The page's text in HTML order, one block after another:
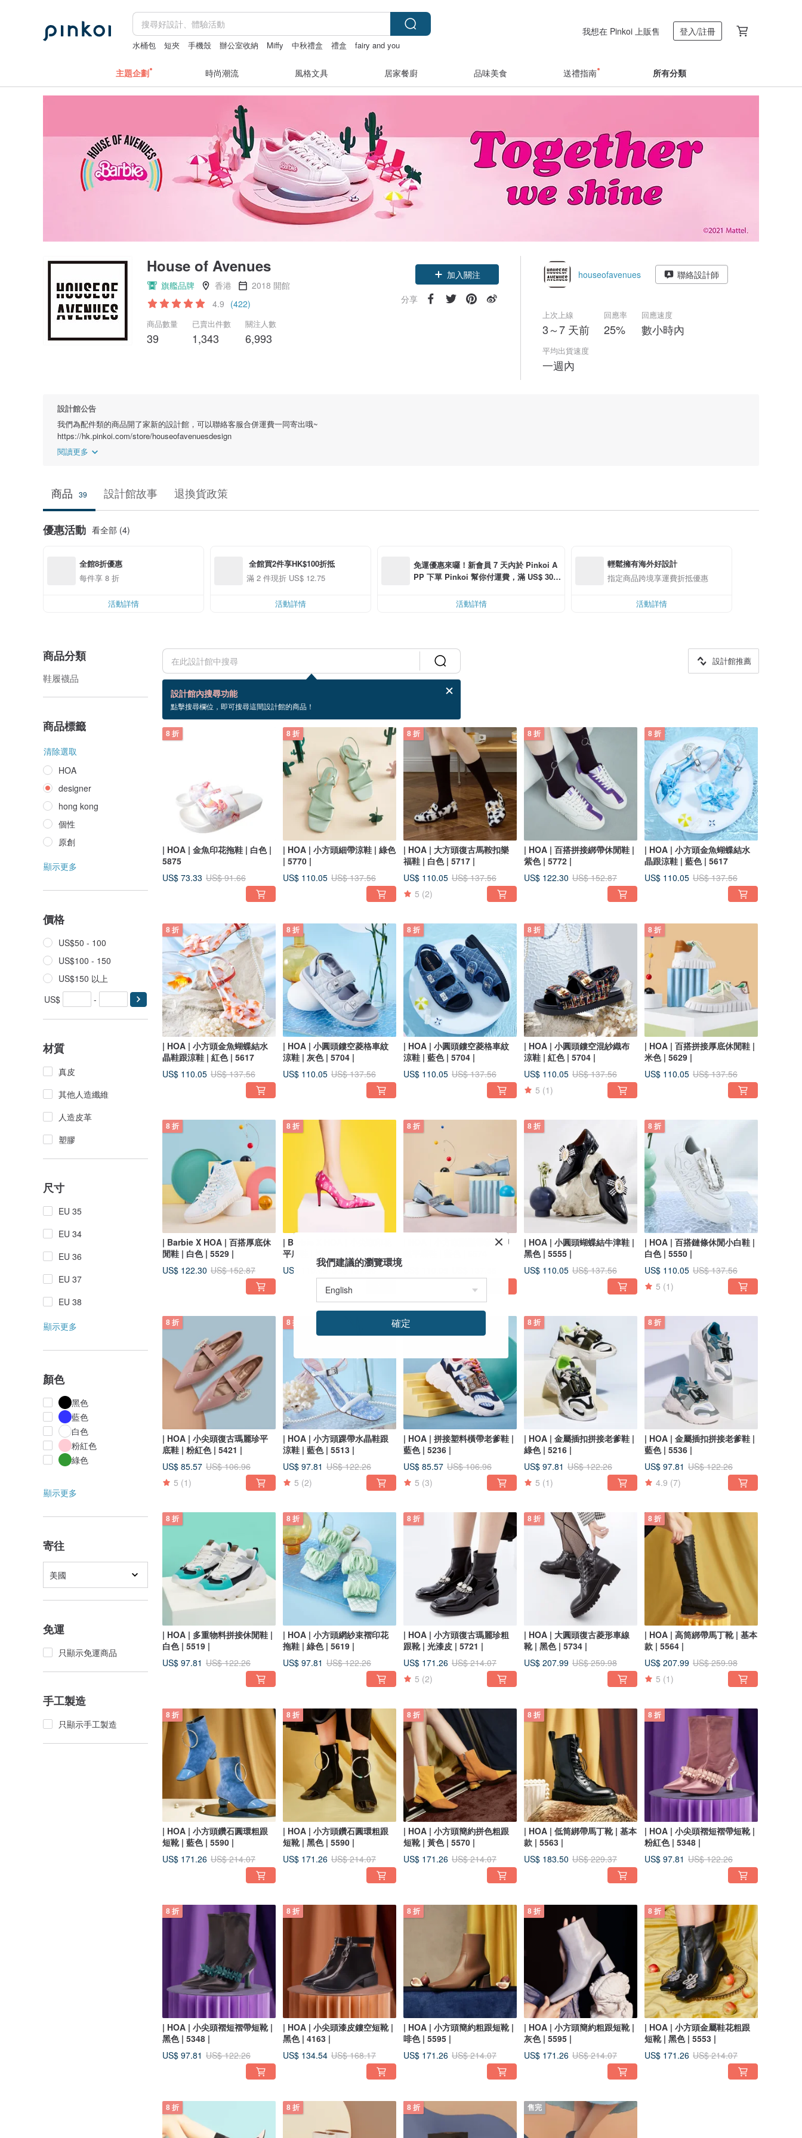
水桶包 短夾 手機殼 辦公室收納 Miffy 中秋禮盒 禮盒 fairy and you
我想在 Pinkoi 上販售 登入/註冊
主題企劃 時尚潮流 風格文具 居家餐廚 品味美食 送禮指南 所有分類
House of Avenues
旗艦品牌 香港
2018 開館
4.9 (422)
商品數量
39
已賣出件數
1,343
關注人數
6,993
加入關注
分享
houseofavenues 聯絡設計師
上次上線
3～7 天前
回應率
25%
回應速度
數小時內
平均出貨速度
一週內
設計館公告
我們為配件類的商品開了家新的設計館，可以聯絡客服合併運費一同寄出哦~
https://hk.pinkoi.com/store/houseofavenuesdesign
閱讀更多
商品 39 設計館故事 退換貨政策
優惠活動 看全部 (4)
全館8折優惠
每件享 8 折
活動詳情
全館買2件享HK$100折抵
滿 2 件現折 US$ 12.75
活動詳情
免運優惠來囉！新會員 7 天內於 Pinkoi A
PP 下單 Pinkoi 幫你付運費，滿 US$ 30.0
活動詳情
輕鬆擁有海外好設計
指定商品跨境享運費折抵優惠
活動詳情
商品分類
鞋履襪品
商品標籤
清除選取
HOA
designer
hong kong
個性
原創
顯示更多
價格
US$50 - 100
US$100 - 150
US$150 以上
US$
-
材質
真皮
其他人造纖維
人造皮革
塑膠
尺寸
EU 35
EU 34
EU 36
EU 37
EU 38
顯示更多
顏色
黑色
藍色
白色
粉紅色
綠色
顯示更多
寄往
美國
免運
只顯示免運商品
手工製造
只顯示手工製造
設計館內搜尋功能
點擊搜尋欄位，即可搜尋這間設計館的商品！
設計館推薦
39 個商品
designer
8 折
| HOA | 金魚印花拖鞋 | 白色 |
5875
US$ 73.33 US$ 91.66
8 折
| HOA | 小方頭細帶涼鞋 | 綠色
| 5770 |
US$ 110.05 US$ 137.56
8 折
| HOA | 大方頭復古馬鞍扣樂
福鞋 | 白色 | 5717 |
US$ 110.05 US$ 137.56
5 (2)
8 折
| HOA | 百搭拼接綁帶休閒鞋 |
紫色 | 5772 |
US$ 122.30 US$ 152.87
8 折
| HOA | 小方頭金魚蝴蝶結水
晶跟涼鞋 | 藍色 | 5617
US$ 110.05 US$ 137.56
8 折
| HOA | 小方頭金魚蝴蝶結水
晶鞋跟涼鞋 | 紅色 | 5617
US$ 110.05 US$ 137.56
8 折
| HOA | 小圓頭鏤空菱格車紋
涼鞋 | 灰色 | 5704 |
US$ 110.05 US$ 137.56
8 折
| HOA | 小圓頭鏤空菱格車紋
涼鞋 | 藍色 | 5704 |
US$ 110.05 US$ 137.56
8 折
| HOA | 小圓頭鏤空混紗織布
涼鞋 | 紅色 | 5704 |
US$ 110.05 US$ 137.56
5 (1)
8 折
| HOA | 百搭拼接厚底休閒鞋 |
米色 | 5629 |
US$ 110.05 US$ 137.56
8 折
| Barbie X HOA | 百搭厚底休
閒鞋 | 白色 | 5529 |
US$ 122.30 US$ 152.87
8 折
| Barbie X HOA | 小尖頭印花
平底鞋 | 桃紅 | 5333
US$ 110.05 US$ 137.56
8 折
| HOA | 小方頭鬚鬚帶珍珠腳
8 折
| HOA | 小圓頭蝴蝶結牛津鞋 |
黑色 | 5555 |
US$ 110.05 US$ 137.56
8 折
| HOA | 百搭鏈條休閒小白鞋 |
白色 | 5550 |
US$ 110.05 US$ 137.56
5 (1)
8 折
| HOA | 小尖頭復古瑪麗珍平
底鞋 | 粉紅色 | 5421 |
US$ 85.57 US$ 106.96
5 (1)
8 折
| HOA | 小方頭踝帶水晶鞋跟
涼鞋 | 藍色 | 5513 |
US$ 97.81 US$ 122.26
5 (2)
8 折
| HOA | 拼接塑料橫帶老爹鞋 |
藍色 | 5236 |
US$ 85.57 US$ 106.96
5 (3)
8 折
| HOA | 金屬插扣拼接老爹鞋 |
綠色 | 5216 |
US$ 97.81 US$ 122.26
5 (1)
8 折
| HOA | 金屬插扣拼接老爹鞋 |
藍色 | 5536 |
US$ 97.81 US$ 122.26
4.9 (7)
8 折
| HOA | 多重物料拼接休閒鞋 |
白色 | 5519 |
US$ 97.81 US$ 122.26
8 折
| HOA | 小方頭網紗束褶印花
拖鞋 | 綠色 | 5619 |
US$ 97.81 US$ 122.26
8 折
| HOA | 小方頭復古瑪麗珍粗
跟靴 | 光漆皮 | 5721 |
US$ 171.26 US$ 214.07
5 (2)
8 折
| HOA | 大圓頭復古菱形車線
靴 | 黑色 | 5734 |
US$ 207.99 US$ 259.98
8 折
| HOA | 高筒綁帶馬丁靴 | 基本
款 | 5564 |
US$ 207.99 US$ 259.98
5 (1)
8 折
| HOA | 小方頭鑽石圓環粗跟
短靴 | 藍色 | 5590 |
US$ 171.26 US$ 214.07
8 折
| HOA | 小方頭鑽石圓環粗跟
短靴 | 黑色 | 5590 |
US$ 171.26 US$ 214.07
8 折
| HOA | 小方頭簡約拼色粗跟
短靴 | 黃色 | 5570 |
US$ 171.26 US$ 214.07
8 折
| HOA | 低筒綁帶馬丁靴 | 基本
款 | 5563 |
US$ 183.50 US$ 229.37
8 折
| HOA | 小尖頭褶短褶帶短靴 |
粉紅色 | 5348 |
US$ 97.81 US$ 122.26
8 折
| HOA | 小尖頭褶短褶帶短靴 |
黑色 | 5348 |
US$ 97.81 US$ 122.26
8 折
| HOA | 小尖頭漆皮鏤空短靴 |
黑色 | 4163 |
US$ 134.54 US$ 168.17
8 折
| HOA | 小方頭簡約粗跟短靴 |
啡色 | 5595 |
US$ 171.26 US$ 214.07
8 折
| HOA | 小方頭簡約粗跟短靴 |
灰色 | 5595 |
US$ 171.26 US$ 214.07
8 折
| HOA | 小方頭金屬鞋花粗跟
短靴 | 黑色 | 5553 |
US$ 171.26 US$ 214.07
8 折 8 折 8 折 售完
我們建議的瀏覽環境
確定